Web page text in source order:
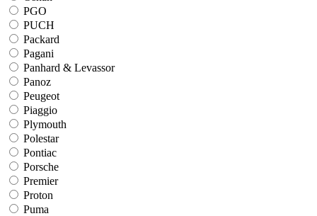
PGO
PUCH
Packard
Pagani
Panhard & Levassor
Panoz
Peugeot
Piaggio
Plymouth
Polestar
Pontiac
Porsche
Premier
Proton
Puma